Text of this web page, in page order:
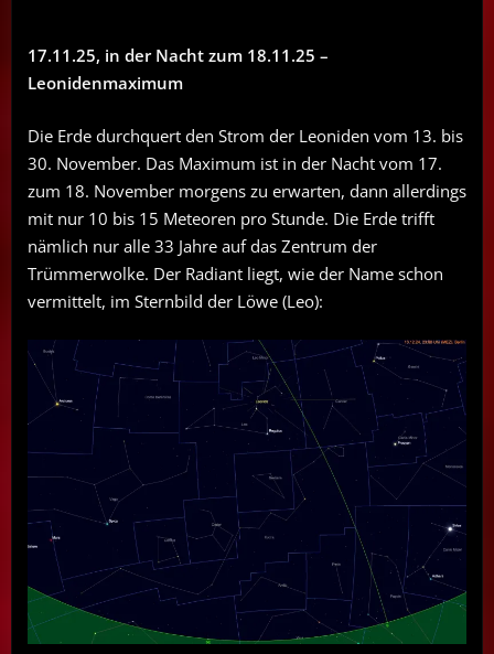
17.11.25, in der Nacht zum 18.11.25 –
Leonidenmaximum
Die Erde durchquert den Strom der Leoniden vom 13. bis
30. November. Das Maximum ist in der Nacht vom 17.
zum 18. November morgens zu erwarten, dann allerdings
mit nur 10 bis 15 Meteoren pro Stunde. Die Erde trifft
nämlich nur alle 33 Jahre auf das Zentrum der
Trümmerwolke. Der Radiant liegt, wie der Name schon
vermittelt, im Sternbild der Löwe (Leo):